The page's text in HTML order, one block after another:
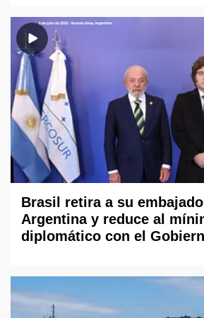
Brasil retira a su
Argentina y reduce al
diplomático con el